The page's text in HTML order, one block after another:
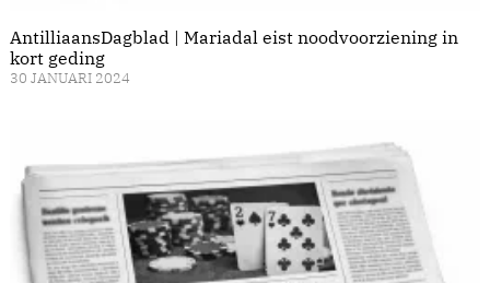
AntilliaansDagblad | Mariadal eist noodvoorziening in
kort geding
30 JANUARI 2024